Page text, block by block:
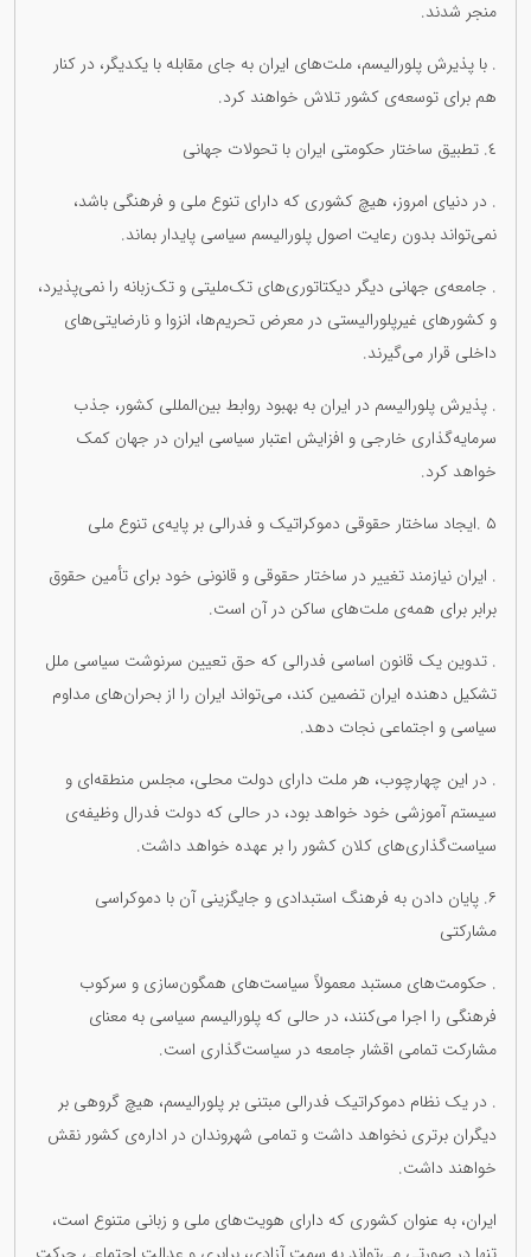
منجر شدند.
. با پذیرش پلورالیسم، ملت‌های ایران به جای مقابله با یکدیگر، در کنار
هم برای توسعه‌ی کشور تلاش خواهند کرد.
٤. تطبیق ساختار حکومتی ایران با تحولات جهانی
. در دنیای امروز، هیچ کشوری که دارای تنوع ملی و فرهنگی باشد،
نمی‌تواند بدون رعایت اصول پلورالیسم سیاسی پایدار بماند.
. جامعه‌ی جهانی دیگر دیکتاتوری‌های تک‌ملیتی و تک‌زبانه را نمی‌پذیرد،
و کشورهای غیرپلورالیستی در معرض تحریم‌ها، انزوا و نارضایتی‌های
داخلی قرار می‌گیرند.
. پذیرش پلورالیسم در ایران به بهبود روابط بین‌المللی کشور، جذب
سرمایه‌گذاری خارجی و افزایش اعتبار سیاسی ایران در جهان کمک
خواهد کرد.
۵ .ایجاد ساختار حقوقی دموکراتیک و فدرالی بر پایه‌ی تنوع ملی
. ایران نیازمند تغییر در ساختار حقوقی و قانونی خود برای تأمین حقوق
برابر برای همه‌ی ملت‌های ساکن در آن است.
. تدوین یک قانون اساسی فدرالی که حق تعیین سرنوشت سیاسی ملل
تشکیل دهندە ایران تضمین کند، می‌تواند ایران را از بحران‌های مداوم
سیاسی و اجتماعی نجات دهد.
. در این چهارچوب، هر ملت دارای دولت محلی، مجلس منطقه‌ای و
سیستم آموزشی خود خواهد بود، در حالی که دولت فدرال وظیفه‌ی
سیاست‌گذاری‌های کلان کشور را بر عهده خواهد داشت.
۶. پایان دادن به فرهنگ استبدادی و جایگزینی آن با دموکراسی
مشارکتی
. حکومت‌های مستبد معمولاً سیاست‌های همگون‌سازی و سرکوب
فرهنگی را اجرا می‌کنند، در حالی که پلورالیسم سیاسی به معنای
مشارکت تمامی اقشار جامعه در سیاست‌گذاری است.
. در یک نظام دموکراتیک فدرالی مبتنی بر پلورالیسم، هیچ گروهی بر
دیگران برتری نخواهد داشت و تمامی شهروندان در اداره‌ی کشور نقش
خواهند داشت.
ایران، به عنوان کشوری که دارای هویت‌های ملی و زبانی متنوع است،